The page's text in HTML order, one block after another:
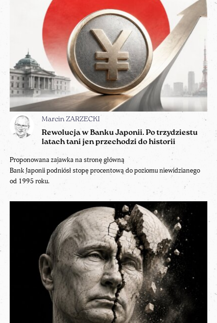
Marcin ZARZECKI
Rewolucja w Banku Japonii. Po trzydziestu
latach tani jen przechodzi do historii
Proponowana zajawka na stronę główną
Bank Japonii podniósł stopę procentową do poziomu niewidzianego
od 1995 roku.